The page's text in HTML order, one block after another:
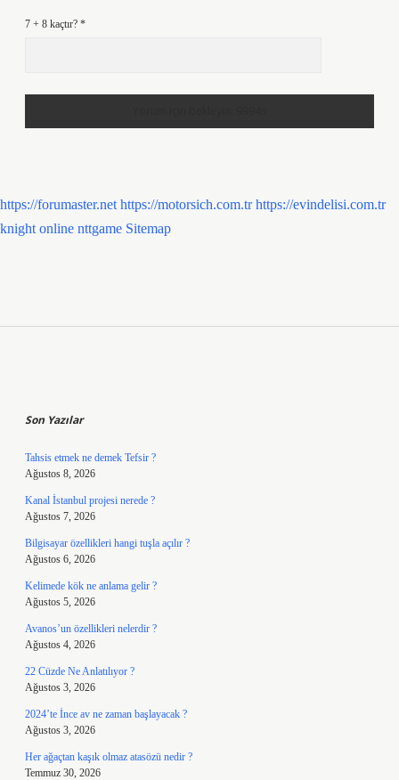
7 + 8 kaçtır? *
https://forumaster.net https://motorsich.com.tr https://evindelisi.com.tr
knight online nttgame Sitemap
Son Yazılar
Tahsis etmek ne demek Tefsir ?
Ağustos 8, 2026
Kanal İstanbul projesi nerede ?
Ağustos 7, 2026
Bilgisayar özellikleri hangi tuşla açılır ?
Ağustos 6, 2026
Kelimede kök ne anlama gelir ?
Ağustos 5, 2026
Avanos’un özellikleri nelerdir ?
Ağustos 4, 2026
22 Cüzde Ne Anlatılıyor ?
Ağustos 3, 2026
2024’te İnce av ne zaman başlayacak ?
Ağustos 3, 2026
Her ağaçtan kaşık olmaz atasözü nedir ?
Temmuz 30, 2026